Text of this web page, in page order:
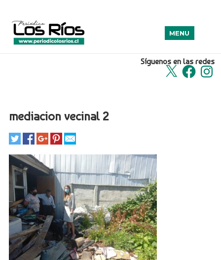
Síguenos en las redes
X Facebook
MENU
mediacion vecinal 2